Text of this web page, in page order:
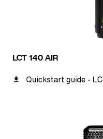
LCT 140 AIR
Quickstart guide -